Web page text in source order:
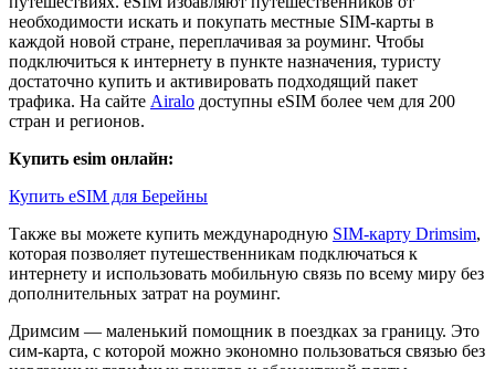
необходимости искать и покупать местные SIM-карты в
каждой новой стране, переплачивая за роуминг. Чтобы
подключиться к интернету в пункте назначения, туристу
достаточно купить и активировать подходящий пакет
трафика. На сайте Airalo доступны eSIM более чем для 200
стран и регионов.
Купить esim онлайн:
Купить eSIM для Берейны
Также вы можете купить международную SIM-карту Drimsim,
которая позволяет путешественникам подключаться к
интернету и использовать мобильную связь по всему миру без
дополнительных затрат на роуминг.
Дримсим — маленький помощник в поездках за границу. Это
сим-карта, с которой можно экономно пользоваться связью без